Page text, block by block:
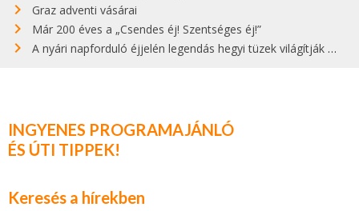
Graz adventi vásárai
Már 200 éves a „Csendes éj! Szentséges éj!”
A nyári napforduló éjjelén legendás hegyi tüzek világítják meg Zugspitzét
INGYENES PROGRAMAJÁNLÓ
ÉS ÚTI TIPPEK!
Keresés a hírekben